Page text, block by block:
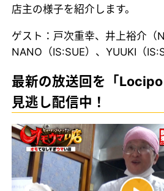
店主の様子を紹介します。
ゲスト：戸次重幸、井上裕介（
NANO（IS:SUE）、YUUKI（
最新の放送回を「
見逃し配信中！